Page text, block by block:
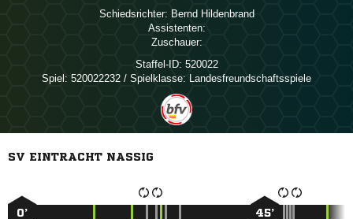
Schiedsrichter:  
Assistenten:
Zuschauer:
Staffel-ID: 520022
Spiel: 520022232 / Spielklasse: Landesfreundschaftsspiele
SV EINTRACHT NASSIG
0’ 45’